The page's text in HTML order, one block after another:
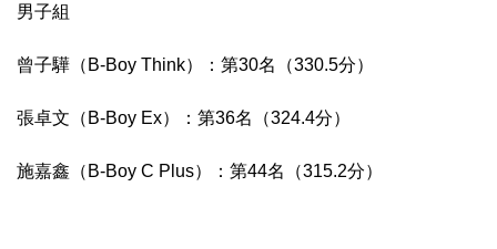
男子組
曾子驊（B-Boy Think）：第30名（330.5分）
張卓文（B-Boy Ex）：第36名（324.4分）
施嘉鑫（B-Boy C Plus）：第44名（315.2分）